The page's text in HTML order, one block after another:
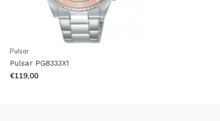
Pulsar
Pulsar PG8333X1
€119,00